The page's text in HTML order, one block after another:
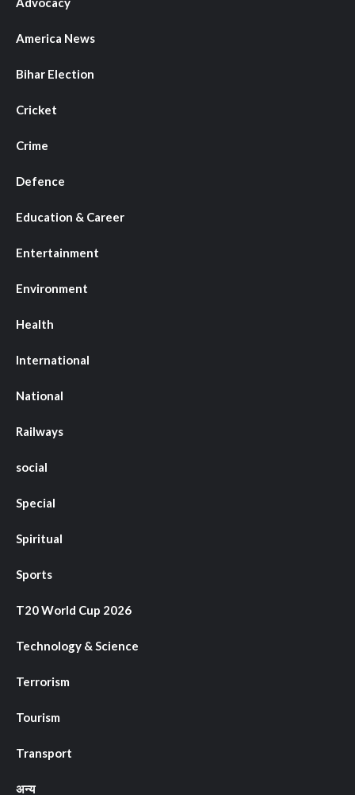
America News
Bihar Election
Cricket
Crime
Defence
Education & Career
Entertainment
Environment
Health
International
National
Railways
social
Special
Spiritual
Sports
T20 World Cup 2026
Technology & Science
Terrorism
Tourism
Transport
अन्य